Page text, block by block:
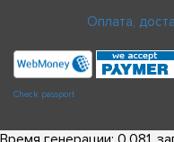
Оплата,
Check passport